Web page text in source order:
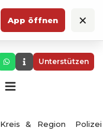
App öffnen ×
Unterstützen
Kreis & Region Polizei